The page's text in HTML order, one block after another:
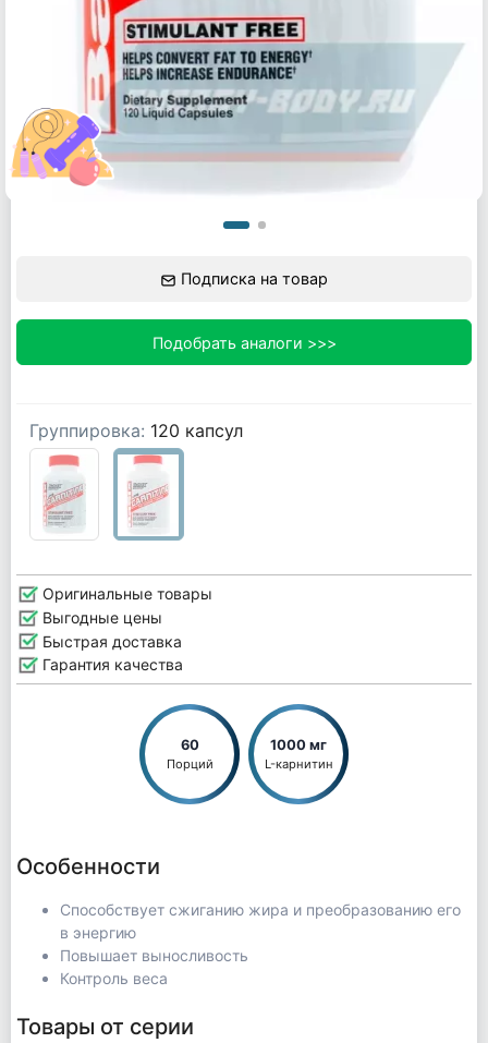
Подписка на товар
Подобрать аналоги >>>
Группировка: 120 капсул
Оригинальные товары
Выгодные цены
Быстрая доставка
Гарантия качества
60
Порций
1000 мг
L-карнитин
Особенности
Способствует сжиганию жира и преобразованию его
в энергию
Повышает выносливость
Контроль веса
Товары от серии